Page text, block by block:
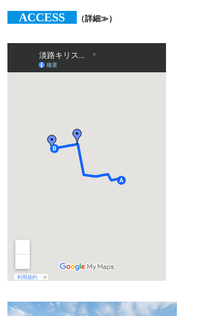
ACCESS （詳細≫）